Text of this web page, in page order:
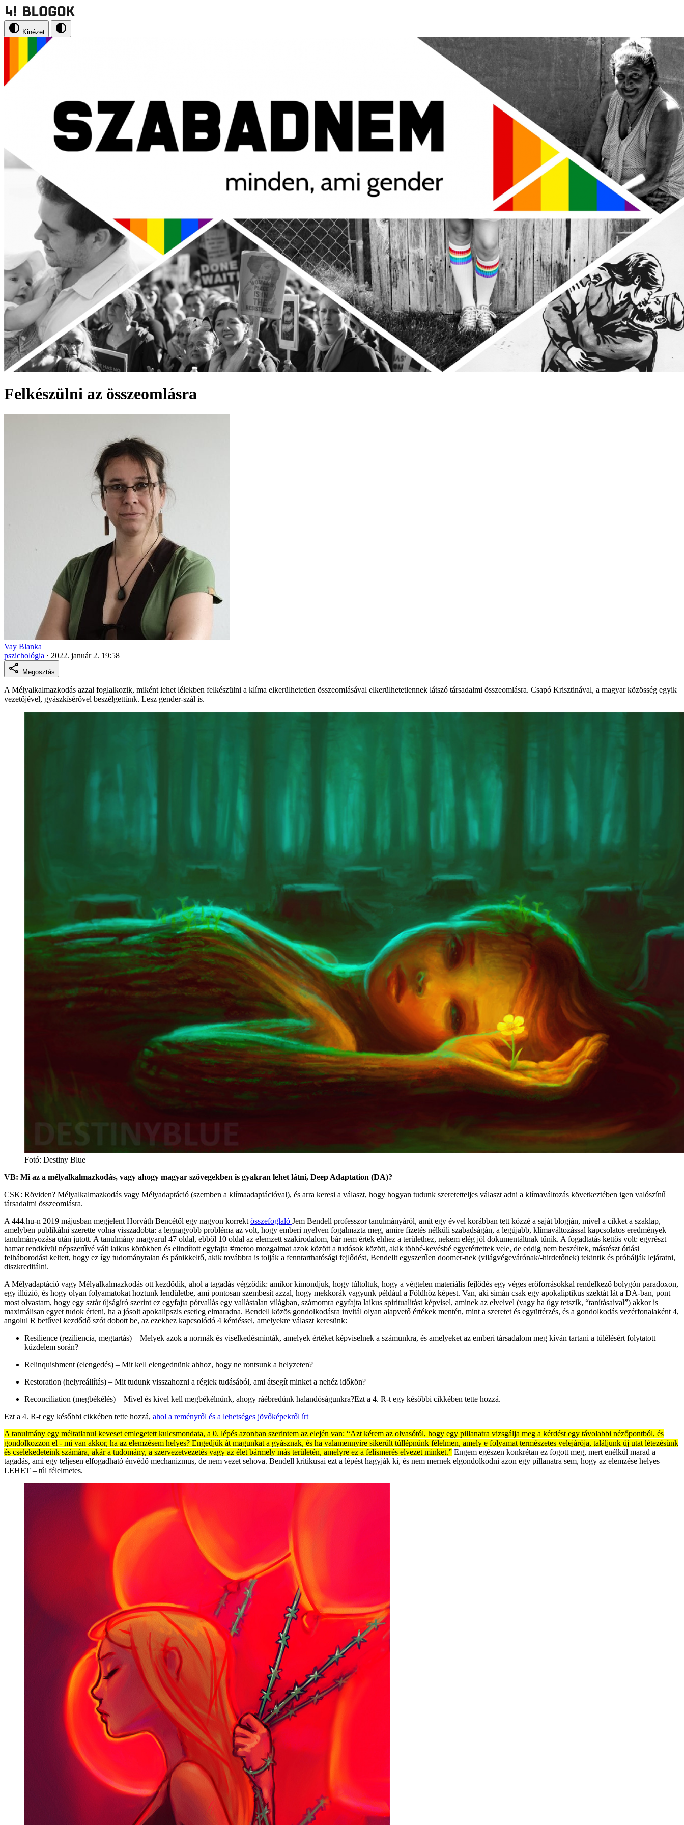
Kinézet
Felkészülni az összeomlásra
Vay Blanka
pszichológia · 2022. január 2. 19:58
Megosztás
A Mélyalkalmazkodás azzal foglalkozik, miként lehet lélekben felkészülni a klíma elkerülhetetlen összeomlásával elkerülhetetlennek látszó társadalmi összeomlásra. Csapó Krisztinával, a magyar közösség egyik
vezetőjével, gyászkísérővel beszélgettünk. Lesz gender-szál is.
Fotó: Destiny Blue
VB: Mi az a mélyalkalmazkodás, vagy ahogy magyar szövegekben is gyakran lehet látni, Deep Adaptation (DA)?
CSK: Röviden? Mélyalkalmazkodás vagy Mélyadaptáció (szemben a klímaadaptációval), és arra keresi a választ, hogy hogyan tudunk szeretetteljes választ adni a klímaváltozás következtében igen valószínű
társadalmi összeomlásra.
A 444.hu-n 2019 májusban megjelent Horváth Bencétől egy nagyon korrekt összefoglaló Jem Bendell professzor tanulmányáról, amit egy évvel korábban tett közzé a saját blogján, mivel a cikket a szaklap,
amelyben publikálni szerette volna visszadobta: a legnagyobb probléma az volt, hogy emberi nyelven fogalmazta meg, amire fizetés nélküli szabadságán, a legújabb, klímaváltozással kapcsolatos eredmények
tanulmányozása után jutott. A tanulmány magyarul 47 oldal, ebből 10 oldal az elemzett szakirodalom, bár nem értek ehhez a területhez, nekem elég jól dokumentáltnak tűnik. A fogadtatás kettős volt: egyrészt
hamar rendkívül népszerűvé vált laikus körökben és elindított egyfajta #metoo mozgalmat azok között a tudósok között, akik többé-kevésbé egyetértettek vele, de eddig nem beszéltek, másrészt óriási
felháborodást keltett, hogy ez így tudománytalan és pánikkeltő, akik továbbra is tolják a fenntarthatósági fejlődést, Bendellt egyszerűen doomer-nek (világvégevárónak/-hirdetőnek) tekintik és próbálják lejáratni,
diszkreditálni.
A Mélyadaptáció vagy Mélyalkalmazkodás ott kezdődik, ahol a tagadás végződik: amikor kimondjuk, hogy túltoltuk, hogy a végtelen materiális fejlődés egy véges erőforrásokkal rendelkező bolygón paradoxon,
egy illúzió, és hogy olyan folyamatokat hoztunk lendületbe, ami pontosan szembesít azzal, hogy mekkorák vagyunk például a Földhöz képest. Van, aki simán csak egy apokaliptikus szektát lát a DA-ban, pont
most olvastam, hogy egy sztár újságíró szerint ez egyfajta pótvallás egy vallástalan világban, számomra egyfajta laikus spiritualitást képvisel, aminek az elveivel (vagy ha úgy tetszik, “tanításaival”) akkor is
maximálisan egyet tudok érteni, ha a jósolt apokalipszis esetleg elmaradna. Bendell közös gondolkodásra invitál olyan alapvető értékek mentén, mint a szeretet és együttérzés, és a gondolkodás vezérfonalaként 4,
angolul R betűvel kezdődő szót dobott be, az ezekhez kapcsolódó 4 kérdéssel, amelyekre választ keresünk:
Resilience (reziliencia, megtartás) – Melyek azok a normák és viselkedésminták, amelyek értéket képviselnek a számunkra, és amelyeket az emberi társadalom meg kíván tartani a túlélésért folytatott
küzdelem során?
Relinquishment (elengedés) – Mit kell elengednünk ahhoz, hogy ne rontsunk a helyzeten?
Restoration (helyreállítás) – Mit tudunk visszahozni a régiek tudásából, ami átsegít minket a nehéz időkön?
Reconciliation (megbékélés) – Mivel és kivel kell megbékélnünk, ahogy ráébredünk halandóságunkra?Ezt a 4. R-t egy későbbi cikkében tette hozzá.
Ezt a 4. R-t egy későbbi cikkében tette hozzá, ahol a reményről és a lehetséges jövőképekről írt
A tanulmány egy méltatlanul keveset emlegetett kulcsmondata, a 0. lépés azonban szerintem az elején van: “Azt kérem az olvasótól, hogy egy pillanatra vizsgálja meg a kérdést egy távolabbi nézőpontból, és
gondolkozzon el - mi van akkor, ha az elemzésem helyes? Engedjük át magunkat a gyásznak, és ha valamennyire sikerült túllépnünk félelmen, amely e folyamat természetes velejárója, találjunk új utat létezésünk
és cselekedeteink számára, akár a tudomány, a szervezetvezetés vagy az élet bármely más területén, amelyre ez a felismerés elvezet minket.” Engem egészen konkrétan ez fogott meg, mert enélkül marad a
tagadás, ami egy teljesen elfogadható énvédő mechanizmus, de nem vezet sehova. Bendell kritikusai ezt a lépést hagyják ki, és nem mernek elgondolkodni azon egy pillanatra sem, hogy az elemzése helyes
LEHET – túl félelmetes.